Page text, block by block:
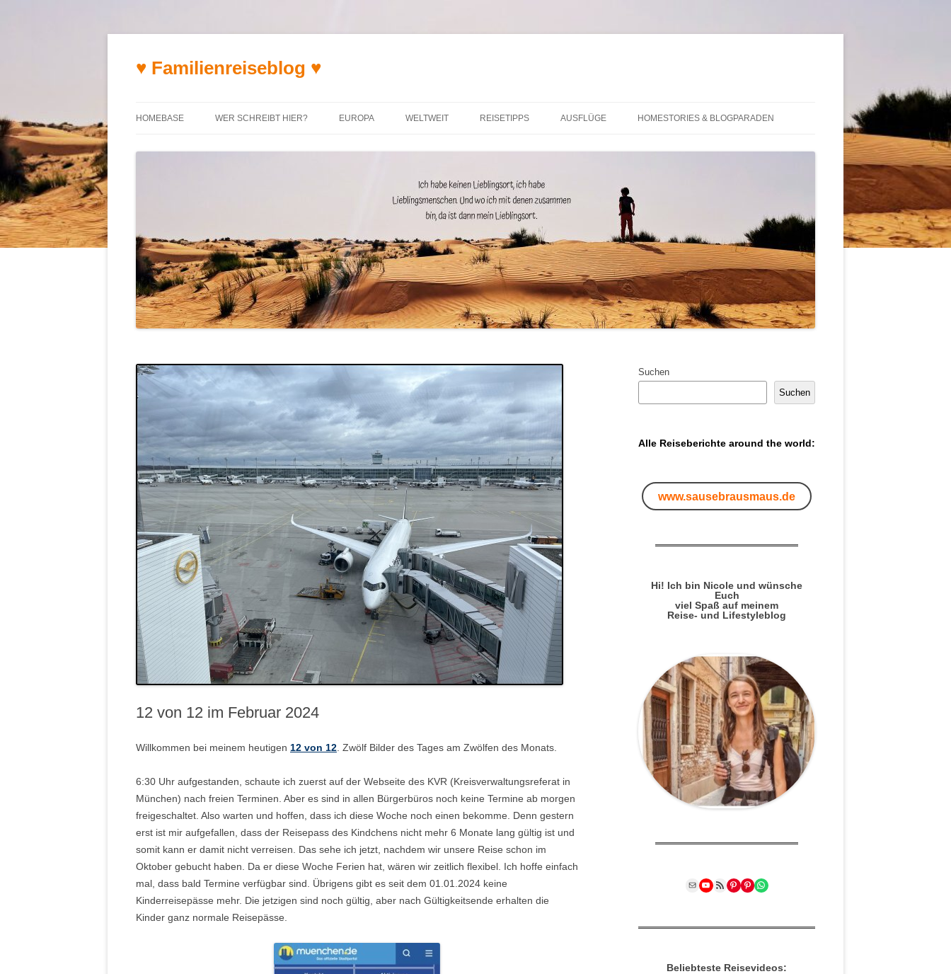
♥ Familienreiseblog ♥
HOMEBASE WER SCHREIBT HIER? EUROPA WELTWEIT REISETIPPS AUSFLÜGE HOMESTORIES & BLOGPARADEN
12 von 12 im Februar 2024
Willkommen bei meinem heutigen 12 von 12 . Zwölf Bilder des Tages am Zwölfen des Monats.
6:30 Uhr aufgestanden, schaute ich zuerst auf der Webseite des KVR (Kreisverwaltungsreferat in
München) nach freien Terminen. Aber es sind in allen Bürgerbüros noch keine Termine ab morgen
freigeschaltet. Also warten und hoffen, dass ich diese Woche noch einen bekomme. Denn gestern
erst ist mir aufgefallen, dass der Reisepass des Kindchens nicht mehr 6 Monate lang gültig ist und
somit kann er damit nicht verreisen. Das sehe ich jetzt, nachdem wir unsere Reise schon im
Oktober gebucht haben. Da er diese Woche Ferien hat, wären wir zeitlich flexibel. Ich hoffe einfach
mal, dass bald Termine verfügbar sind. Übrigens gibt es seit dem 01.01.2024 keine
Kinderreisepässe mehr. Die jetzigen sind noch gültig, aber nach Gültigkeitsende erhalten die
Kinder ganz normale Reisepässe.
Suchen
Suchen
Alle Reiseberichte around the world:
www.sausebrausmaus.de
Hi! Ich bin Nicole und wünsche
Euch
viel Spaß auf meinem
Reise- und Lifestyleblog
MailYouTube
RSS FeedPinterest
Pinterest
WhatsApp
Beliebteste Reisevideos: